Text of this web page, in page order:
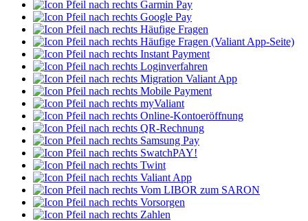
Garmin Pay
Google Pay
Häufige Fragen
Häufige Fragen (Valiant App-Seite)
Instant Payment
Loginverfahren
Migration Valiant App
Mobile Payment
myValiant
Online-Kontoeröffnung
QR-Rechnung
Samsung Pay
SwatchPAY!
Twint
Valiant App
Vom LIBOR zum SARON
Vorsorgen
Zahlen